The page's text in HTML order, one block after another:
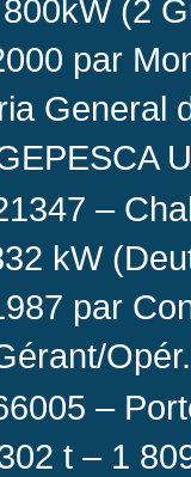
(2
par
General
–
kW
par
–
t – 1